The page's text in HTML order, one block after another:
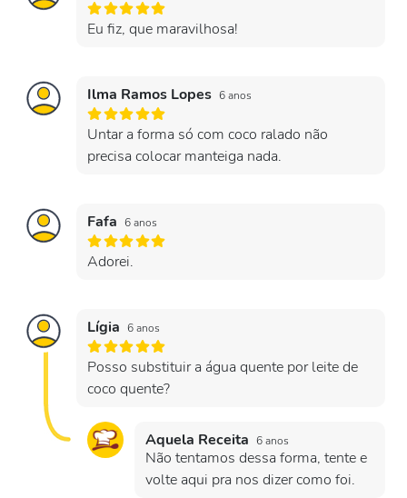
Eu fiz, que maravilhosa!
Ilma Ramos Lopes 6 anos
Untar a forma só com coco ralado não
precisa colocar manteiga nada.
Fafa 6 anos
Adorei.
Lígia 6 anos
Posso substituir a água quente por leite de
coco quente?
Aquela Receita 6 anos
Não tentamos dessa forma, tente e
volte aqui pra nos dizer como foi.